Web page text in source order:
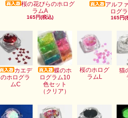
桜の花びらのホログ
ラムA
165円(税込)
アルフ
ログ
165円(
カエデ
のホログラ
ムC
蝶のホ
ログラム10
色セット
（クリア）
桜のホログ
ラムL
猫